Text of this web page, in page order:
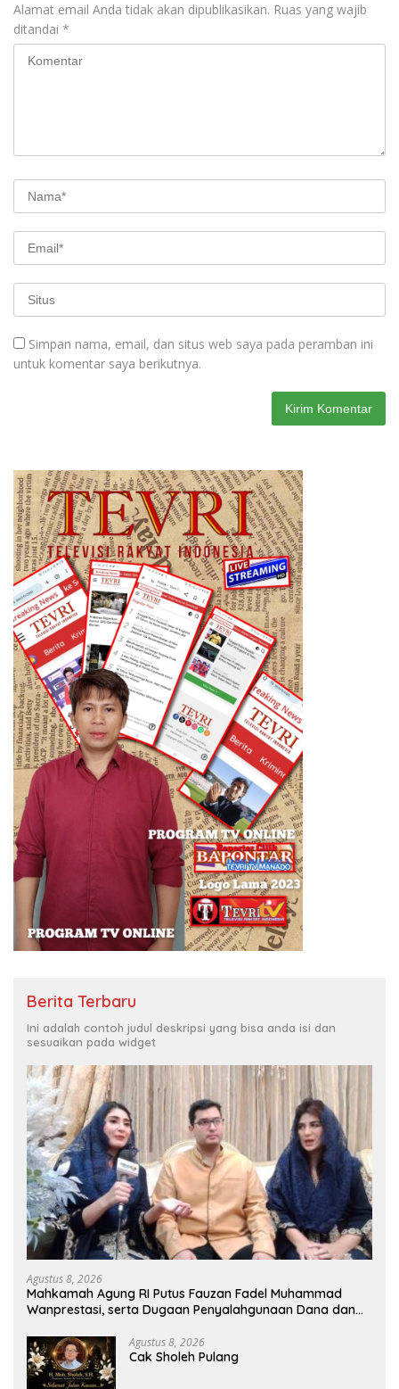
Alamat email Anda tidak akan dipublikasikan. Ruas yang wajib
ditandai *
Simpan nama, email, dan situs web saya pada peramban ini
untuk komentar saya berikutnya.
Berita Terbaru
Ini adalah contoh judul deskripsi yang bisa anda isi dan
sesuaikan pada widget
Agustus 8, 2026
Mahkamah Agung RI Putus Fauzan Fadel Muhammad
Wanprestasi, serta Dugaan Penyalahgunaan Dana dan
Agustus 8, 2026
Cak Sholeh Pulang